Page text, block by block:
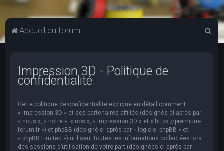
Accueil du forum
Impression 3D - Politique de
confidentialité
Cette politique de confidentialité explique en détail comment
« Impression 3D » et ses partenaires affiliés (désignés ci-après par
« nous », « notre », « nos », « Impression 3D » et « https://premium-
forum.fr ») et phpBB (désigné ci-après par « logiciel phpBB » et
« phpBB Limited ») utilisent toutes les informations collectées lors
des sessions d’utilisation de votre part (désignées ci-après par